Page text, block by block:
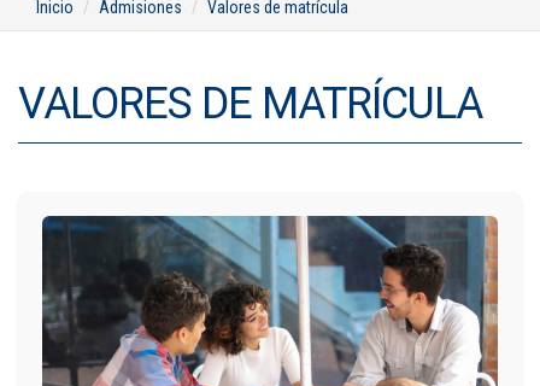
Inicio Admisiones Valores de matrícula
VALORES DE MATRÍCULA
BIENESTAR
Centros
BIBLIOTECA
Consultorio Juridico
Pastoral
CARTERA